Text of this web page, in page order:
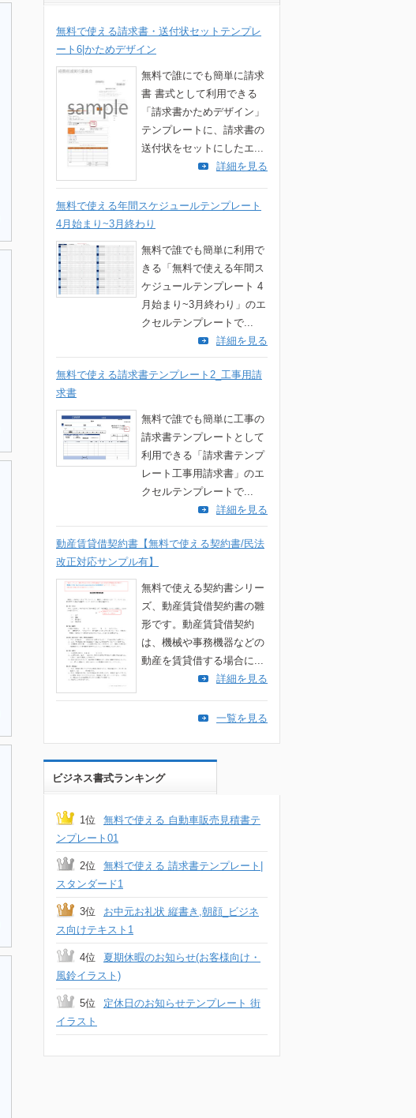
無料で使える請求書・送付状セットテンプレ
ート6|かためデザイン
無料で誰にでも簡単に請求
書 書式として利用できる
「請求書かためデザイン」
テンプレートに、請求書の
送付状をセットにしたエ...
詳細を見る
無料で使える年間スケジュールテンプレート
4月始まり~3月終わり
無料で誰でも簡単に利用で
きる「無料で使える年間ス
ケジュールテンプレート 4
月始まり~3月終わり」のエ
クセルテンプレートで...
詳細を見る
無料で使える請求書テンプレート2_工事用請
求書
無料で誰でも簡単に工事の
請求書テンプレートとして
利用できる「請求書テンプ
レート工事用請求書」のエ
クセルテンプレートで...
詳細を見る
動産賃貸借契約書【無料で使える契約書/民法
改正対応サンプル有】
無料で使える契約書シリー
ズ、動産賃貸借契約書の雛
形です。動産賃貸借契約
は、機械や事務機器などの
動産を賃貸借する場合に...
詳細を見る
一覧を見る
ビジネス書式ランキング
1位
無料で使える 自動車販売見積書テ
ンプレート01
2位
無料で使える 請求書テンプレート|
スタンダード1
3位
お中元お礼状 縦書き,朝顔_ビジネ
ス向けテキスト1
4位
夏期休暇のお知らせ(お客様向け・
風鈴イラスト)
5位
定休日のお知らせテンプレート 街
イラスト